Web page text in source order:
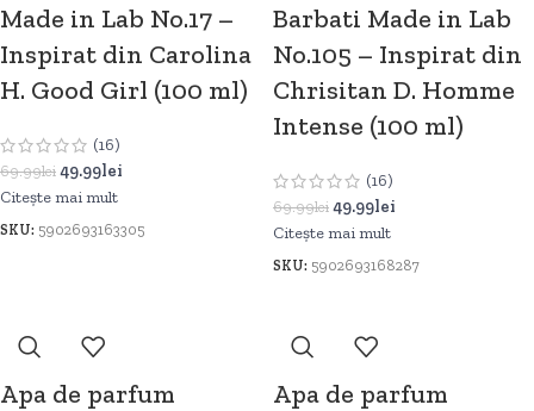
Made in Lab No.17 –
Inspirat din Carolina
H. Good Girl (100 ml)
(16)
69.99lei 49.99lei
Citește mai mult
SKU: 5902693163305
Barbati Made in Lab
No.105 – Inspirat din
Chrisitan D. Homme
Intense (100 ml)
(16)
69.99lei 49.99lei
Citește mai mult
SKU: 5902693168287
Apa de parfum
Apa de parfum